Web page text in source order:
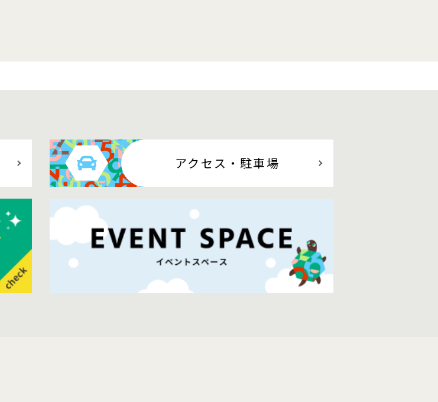
アクセス ・駐車場